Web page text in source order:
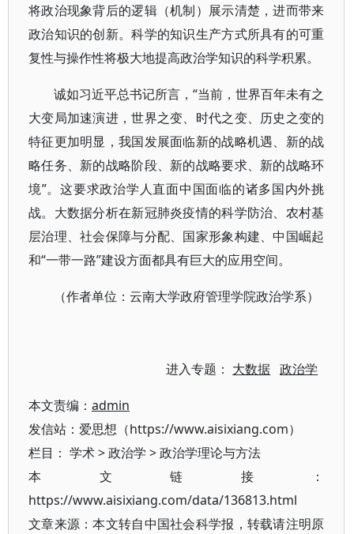
将政治现象背后的逻辑（机制）展示清楚，进而带来
政治知识的创新。科学的知识生产方式所具有的可重
复性与操作性将极大地提高政治学知识的科学积累。
诚如习近平总书记所言，“当前，世界百年未有之
大变局加速演进，世界之变、时代之变、历史之变的
特征更加明显，我国发展面临新的战略机遇、新的战
略任务、新的战略阶段、新的战略要求、新的战略环
境”。这要求政治学人直面中国面临的诸多国内外挑
战。大数据分析在新冠肺炎疫情的科学防治、农村基
层治理、社会保障与分配、国家形象构建、中国崛起
和“一带一路”建设方面都具有巨大的应用空间。
（作者单位：云南大学政府管理学院政治学系）
进入专题： 大数据 政治学
本文责编： admin
发信站：爱思想（https://www.aisixiang.com）
栏目： 学术>政治学 >政治学理论与方法
本文链接：
https://www.aisixiang.com/data/136813.html
文章来源：本文转自中国社会科学报，转载请注明原